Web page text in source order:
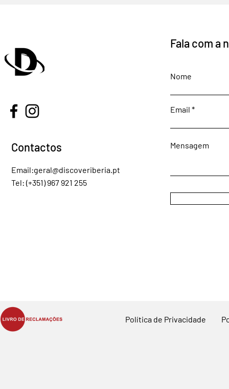
Contactos
Email:geral@discoveriberia.pt
Tel: (+351) 967 921 255
Fala com a
Nome
Email
Mensagem
Política de Privacidade